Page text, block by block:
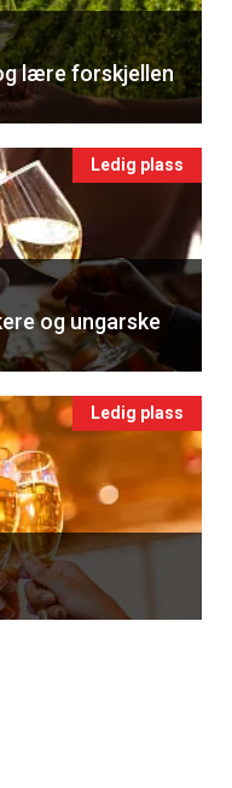
lære forskjellen
Ledig plass
og ungarske
Ledig plass